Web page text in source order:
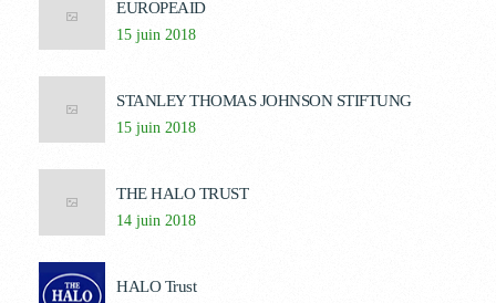
EUROPEAID
15 juin 2018
STANLEY THOMAS JOHNSON STIFTUNG
15 juin 2018
THE HALO TRUST
14 juin 2018
HALO Trust